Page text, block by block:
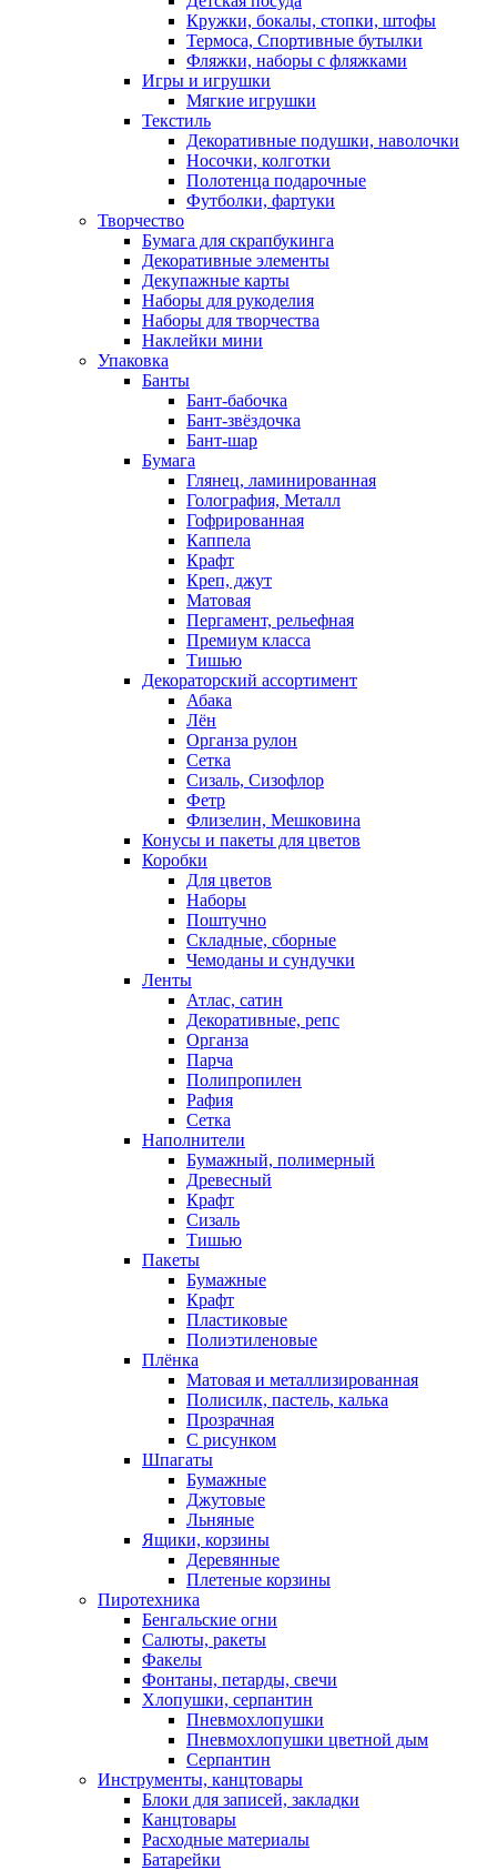
Кружки, бокалы, стопки, штофы
Термоса, Спортивные бутылки
Фляжки, наборы с фляжками
Игры и игрушки
Мягкие игрушки
Текстиль
Декоративные подушки, наволочки
Носочки, колготки
Полотенца подарочные
Футболки, фартуки
Творчество
Бумага для скрапбукинга
Декоративные элементы
Декупажные карты
Наборы для рукоделия
Наборы для творчества
Наклейки мини
Упаковка
Банты
Бант-бабочка
Бант-звёздочка
Бант-шар
Бумага
Глянец, ламинированная
Голография, Металл
Гофрированная
Каппела
Крафт
Креп, джут
Матовая
Пергамент, рельефная
Премиум класса
Тишью
Декораторский ассортимент
Абака
Лён
Органза рулон
Сетка
Сизаль, Сизофлор
Фетр
Флизелин, Мешковина
Конусы и пакеты для цветов
Коробки
Для цветов
Наборы
Поштучно
Складные, сборные
Чемоданы и сундучки
Ленты
Атлас, сатин
Декоративные, репс
Органза
Парча
Полипропилен
Рафия
Сетка
Наполнители
Бумажный, полимерный
Древесный
Крафт
Сизаль
Тишью
Пакеты
Бумажные
Крафт
Пластиковые
Полиэтиленовые
Плёнка
Матовая и металлизированная
Полисилк, пастель, калька
Прозрачная
С рисунком
Шпагаты
Бумажные
Джутовые
Льняные
Ящики, корзины
Деревянные
Плетеные корзины
Пиротехника
Бенгальские огни
Салюты, ракеты
Факелы
Фонтаны, петарды, свечи
Хлопушки, серпантин
Пневмохлопушки
Пневмохлопушки цветной дым
Серпантин
Инструменты, канцтовары
Блоки для записей, закладки
Канцтовары
Расходные материалы
Батарейки